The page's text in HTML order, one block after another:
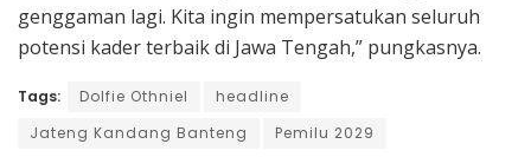
genggaman lagi. Kita ingin mempersatukan seluruh
potensi kader terbaik di Jawa Tengah,” pungkasnya.
Tags: Dolfie Othniel
headline
Jateng Kandang Banteng
Pemilu 2029